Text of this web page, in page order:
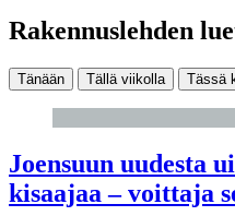
Rakennuslehden
Tänään Tällä viikolla Tässä
Joensuun uudesta
kisaajaa – voittaja